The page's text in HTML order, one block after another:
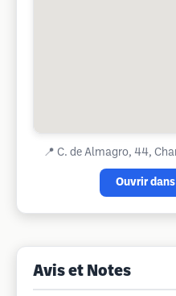
📍 C. de Almagro, 44,
Ouvrir
Avis et Notes